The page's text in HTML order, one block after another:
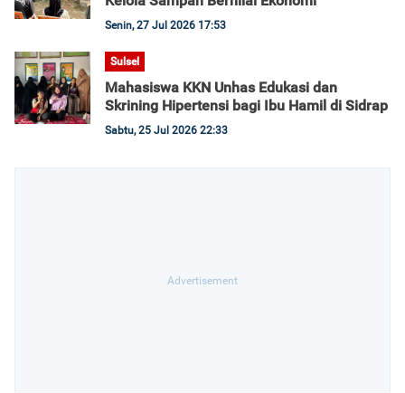
Senin, 27 Jul 2026 17:53
Sulsel
Mahasiswa KKN Unhas Edukasi dan
Skrining Hipertensi bagi Ibu Hamil di Sidrap
Sabtu, 25 Jul 2026 22:33